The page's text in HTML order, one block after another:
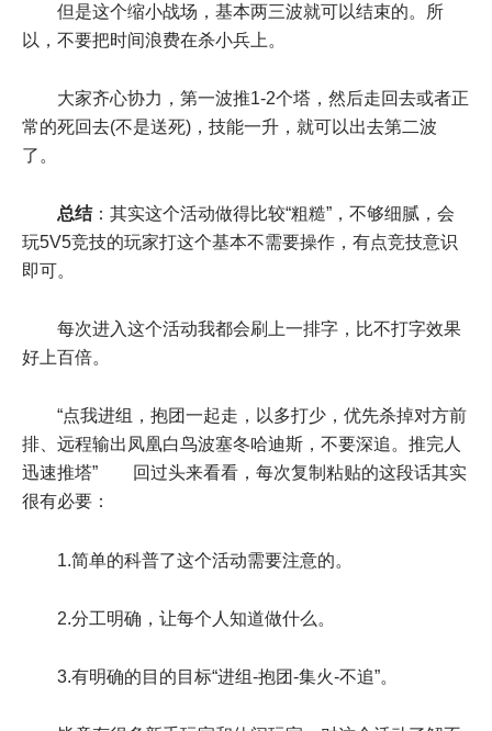
但是这个缩小战场，基本两三波就可以结束的。所
以，不要把时间浪费在杀小兵上。
大家齐心协力，第一波推1-2个塔，然后走回去或者正
常的死回去(不是送死)，技能一升，就可以出去第二波
了。
总结：其实这个活动做得比较“粗糙”，不够细腻，会
玩5V5竞技的玩家打这个基本不需要操作，有点竞技意识
即可。
每次进入这个活动我都会刷上一排字，比不打字效果
好上百倍。
“点我进组，抱团一起走，以多打少，优先杀掉对方前
排、远程输出凤凰白鸟波塞冬哈迪斯，不要深追。推完人
迅速推塔” 回过头来看看，每次复制粘贴的这段话其实
很有必要：
1.简单的科普了这个活动需要注意的。
2.分工明确，让每个人知道做什么。
3.有明确的目的目标“进组-抱团-集火-不追”。